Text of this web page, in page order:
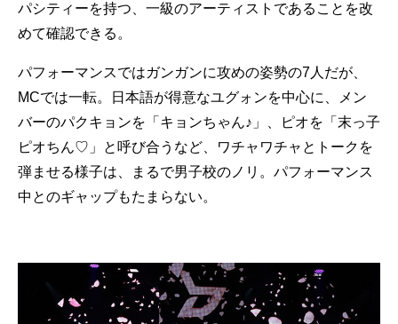
パシティーを持つ、一級のアーティストであることを改
めて確認できる。
パフォーマンスではガンガンに攻めの姿勢の7人だが、
MCでは一転。日本語が得意なユグォンを中心に、メン
バーのパクキョンを「キョンちゃん♪」、ピオを「末っ子
ピオちん♡」と呼び合うなど、ワチャワチャとトークを
弾ませる様子は、まるで男子校のノリ。パフォーマンス
中とのギャップもたまらない。